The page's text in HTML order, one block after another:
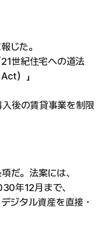
じた。
世紀住宅への道法
）」
後の賃貸事業を制限
だ。法案には、
年12月まで、
ジタル資産を直接・